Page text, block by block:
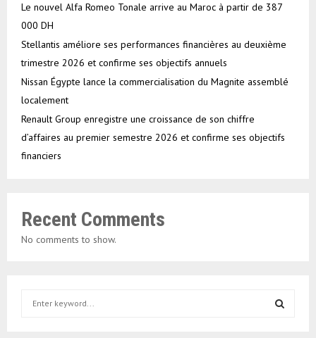
Le nouvel Alfa Romeo Tonale arrive au Maroc à partir de 387
000 DH
Stellantis améliore ses performances financières au deuxième
trimestre 2026 et confirme ses objectifs annuels
Nissan Égypte lance la commercialisation du Magnite assemblé
localement
Renault Group enregistre une croissance de son chiffre
d’affaires au premier semestre 2026 et confirme ses objectifs
financiers
Recent Comments
No comments to show.